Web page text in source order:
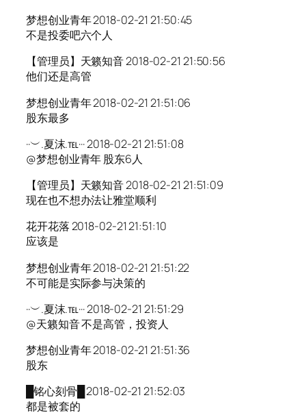
梦想创业青年 2018-02-21 21:50:45
不是投委吧六个人
【管理员】天籁知音 2018-02-21 21:50:56
他们还是高管
梦想创业青年 2018-02-21 21:51:06
股东最多
··︶.夏沫.℡··· 2018-02-21 21:51:08
@梦想创业青年 股东6人
【管理员】天籁知音 2018-02-21 21:51:09
现在也不想办法让雅堂顺利
花开花落 2018-02-21 21:51:10
应该是
梦想创业青年 2018-02-21 21:51:22
不可能是实际参与决策的
··︶.夏沫.℡··· 2018-02-21 21:51:29
@天籁知音 不是高管，投资人
梦想创业青年 2018-02-21 21:51:36
股东
█铭心刻骨█ 2018-02-21 21:52:03
都是被套的